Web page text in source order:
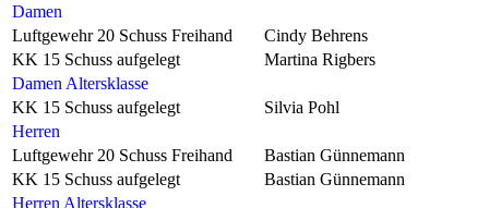
Damen
Luftgewehr 20 Schuss Freihand
Cindy Behrens
KK 15 Schuss aufgelegt
Martina Rigbers
Damen Altersklasse
KK 15 Schuss aufgelegt
Silvia Pohl
Herren
Luftgewehr 20 Schuss Freihand
Bastian Günnemann
KK 15 Schuss aufgelegt
Bastian Günnemann
Herren Altersklasse